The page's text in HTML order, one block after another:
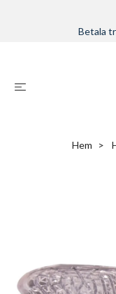
Betala
Hem